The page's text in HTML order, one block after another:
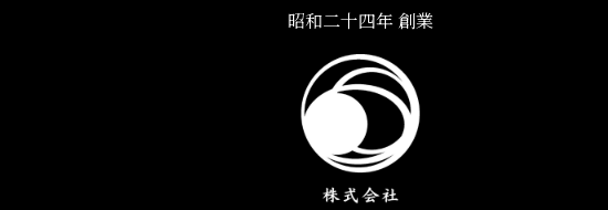
昭和二十四年 創業